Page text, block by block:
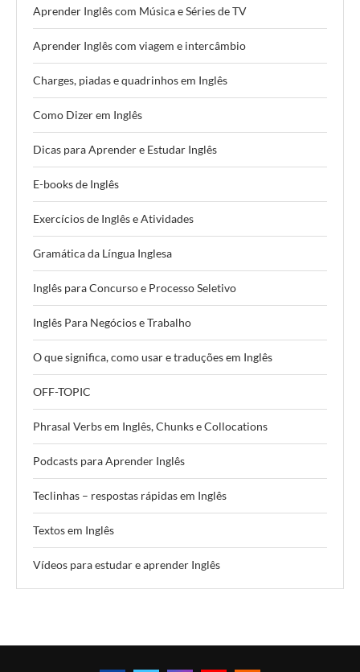
Aprender Inglês com Música e Séries de TV
Aprender Inglês com viagem e intercâmbio
Charges, piadas e quadrinhos em Inglês
Como Dizer em Inglês
Dicas para Aprender e Estudar Inglês
E-books de Inglês
Exercícios de Inglês e Atividades
Gramática da Língua Inglesa
Inglês para Concurso e Processo Seletivo
Inglês Para Negócios e Trabalho
O que significa, como usar e traduções em Inglês
OFF-TOPIC
Phrasal Verbs em Inglês, Chunks e Collocations
Podcasts para Aprender Inglês
Teclinhas – respostas rápidas em Inglês
Textos em Inglês
Vídeos para estudar e aprender Inglês